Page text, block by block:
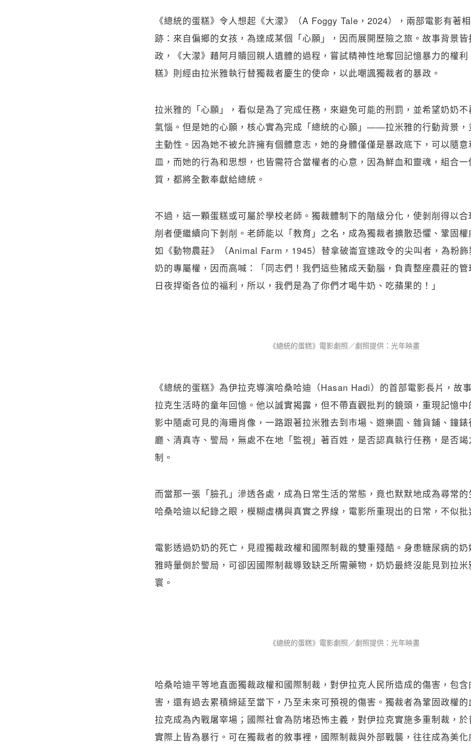
《總統的蛋糕》令人想起《大濛》（A Foggy Tale，2024），兩部電影有著
跡：來自偏鄉的女孩，為達成某個「心願」，因而展開歷險之旅。故事背景
政，《大濛》藉阿月贖回親人遺體的過程，嘗試精神性地奪回記憶暴力的權
糕》則經由拉米雅執行替獨裁者慶生的使命，以此嘲諷獨裁者的暴政。
拉米雅的「心願」，看似是為了完成任務，來避免可能的刑罰，並希望奶奶
氣惱。但是她的心願，核心實為完成「總統的心願」——拉米雅的行動背景，
主動性。因為她不被允許擁有個體意志，她的身體僅僅是暴政底下，可以隨
皿，而她的行為和思想，也皆需符合當權者的心意，因為鮮血和靈魂，組合
質，都將全數奉獻給總統。
不過，這一顆蛋糕或可屬於學校老師。獨裁體制下的階級分化，使剝削得以
削者便繼續向下剝削。老師能以「教育」之名，成為獨裁者擴散恐懼、鞏固
如《動物農莊》（Animal Farm，1945）替拿破崙宣達政令的尖叫者，為粉
奶的專屬權，因而高喊：「同志們！我們這些豬成天動腦，負責整座農莊的
日夜捍衛各位的福利，所以，我們是為了你們才喝牛奶、吃蘋果的！」
《總統的蛋糕》電影劇照／劇照提供：光年映畫
《總統的蛋糕》為伊拉克導演哈桑哈迪（Hasan Hadi）的首部電影長片，故
拉克生活時的童年回憶。他以誠實揭露，但不帶直觀批判的鏡頭，重現記憶
影中隨處可見的海珊肖像，一路跟著拉米雅去到市場、遊樂園、雜貨鋪、鐘
廳、清真寺、警局，無處不在地「監視」著百姓，是否認真執行任務，是否
制。
而當那一張「臉孔」滲透各處，成為日常生活的常態，竟也默默地成為尋常的
哈桑哈迪以紀錄之眼，模糊虛構與真實之界線，電影所重現出的日常，不似批
電影透過奶奶的死亡，見證獨裁政權和國際制裁的雙重殘酷。身患糖尿病的
雅時暈倒於警局，可卻因國際制裁導致缺乏所需藥物，奶奶最終沒能見到拉米
寰。
《總統的蛋糕》電影劇照／劇照提供：光年映畫
哈桑哈迪平等地直面獨裁政權和國際制裁，對伊拉克人民所造成的傷害，包
害，還有過去累積綿延至當下，乃至未來可預視的傷害。獨裁者為鞏固政權
拉克成為內戰屠宰場；國際社會為防堵恐怖主義，對伊拉克實施多重制裁，於
實際上皆為暴行。可在獨裁者的敘事裡，國際制裁與外部戰襲，往往成為美
關閉